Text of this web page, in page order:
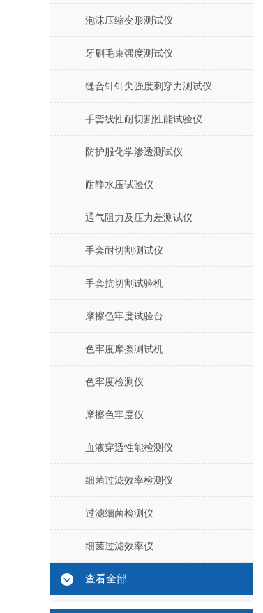
泡沫压缩变形测试仪
牙刷毛束强度测试仪
缝合针针尖强度刺穿力测试仪
手套线性耐切割性能试验仪
防护服化学渗透测试仪
耐静水压试验仪
通气阻力及压力差测试仪
手套耐切割测试仪
手套抗切割试验机
摩擦色牢度试验台
色牢度摩擦测试机
色牢度检测仪
摩擦色牢度仪
血液穿透性能检测仪
细菌过滤效率检测仪
过滤细菌检测仪
细菌过滤效率仪
查看全部